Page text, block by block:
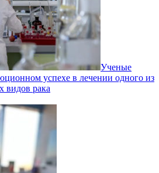
Ученые
успехе в лечении одного из
видов рака